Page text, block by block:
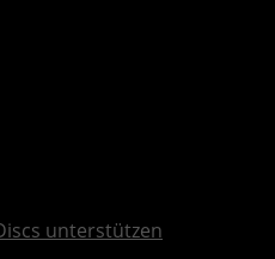
unterstützen